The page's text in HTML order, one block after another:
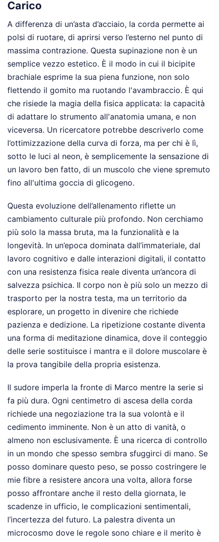
Carico
A differenza di un’asta d’acciaio, la corda permette ai
polsi di ruotare, di aprirsi verso l’esterno nel punto di
massima contrazione. Questa supinazione non è un
semplice vezzo estetico. È il modo in cui il bicipite
brachiale esprime la sua piena funzione, non solo
flettendo il gomito ma ruotando l'avambraccio. È qui
che risiede la magia della fisica applicata: la capacità
di adattare lo strumento all'anatomia umana, e non
viceversa. Un ricercatore potrebbe descriverlo come
l’ottimizzazione della curva di forza, ma per chi è lì,
sotto le luci al neon, è semplicemente la sensazione di
un lavoro ben fatto, di un muscolo che viene spremuto
fino all'ultima goccia di glicogeno.
Questa evoluzione dell’allenamento riflette un
cambiamento culturale più profondo. Non cerchiamo
più solo la massa bruta, ma la funzionalità e la
longevità. In un’epoca dominata dall’immateriale, dal
lavoro cognitivo e dalle interazioni digitali, il contatto
con una resistenza fisica reale diventa un’ancora di
salvezza psichica. Il corpo non è più solo un mezzo di
trasporto per la nostra testa, ma un territorio da
esplorare, un progetto in divenire che richiede
pazienza e dedizione. La ripetizione costante diventa
una forma di meditazione dinamica, dove il conteggio
delle serie sostituisce i mantra e il dolore muscolare è
la prova tangibile della propria esistenza.
Il sudore imperla la fronte di Marco mentre la serie si
fa più dura. Ogni centimetro di ascesa della corda
richiede una negoziazione tra la sua volontà e il
cedimento imminente. Non è un atto di vanità, o
almeno non esclusivamente. È una ricerca di controllo
in un mondo che spesso sembra sfuggirci di mano. Se
posso dominare questo peso, se posso costringere le
mie fibre a resistere ancora una volta, allora forse
posso affrontare anche il resto della giornata, le
scadenze in ufficio, le complicazioni sentimentali,
l’incertezza del futuro. La palestra diventa un
microcosmo dove le regole sono chiare e il merito è